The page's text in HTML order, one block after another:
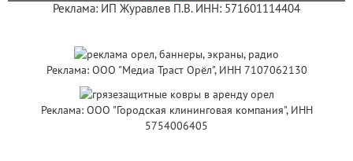
Реклама: ИП Журавлев П.В. ИНН: 571601114404
Реклама: ООО "Медиа Траст Орёл", ИНН 7107062130
Реклама: ООО "Городская клининговая компания", ИНН
5754006405